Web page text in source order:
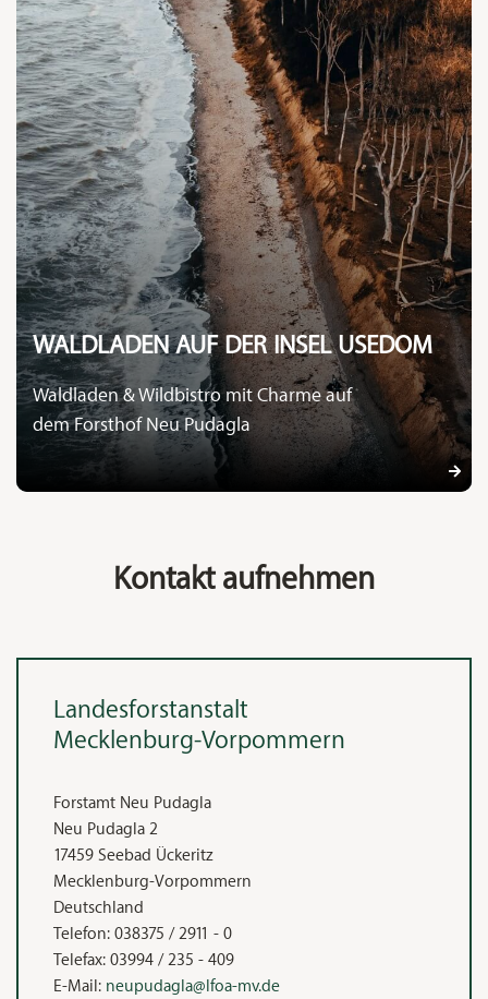
WALDLADEN AUF DER INSEL USEDOM
Waldladen & Wildbistromit Charmeauf
dem Forsthof Neu Pudagla
Kontakt aufnehmen
Landesforstanstalt
Mecklenburg‑Vorpommern
Forstamt Neu Pudagla
Neu Pudagla 2
17459 Seebad Ückeritz
Mecklenburg-Vorpommern
Deutschland
Telefon: 038375 / 2911 - 0
Telefax: 03994 / 235 - 409
E-Mail: neupudagla@lfoa-mv.de